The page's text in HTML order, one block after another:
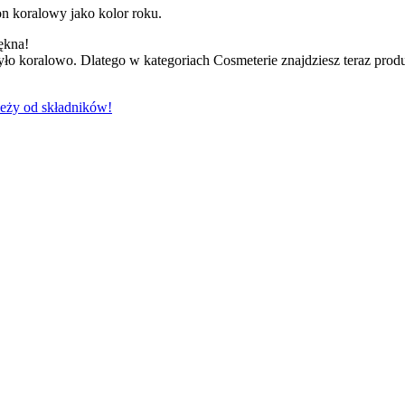
koralowy jako kolor roku.
koralowo. Dlatego w kategoriach Cosmeterie znajdziesz teraz
od składników!